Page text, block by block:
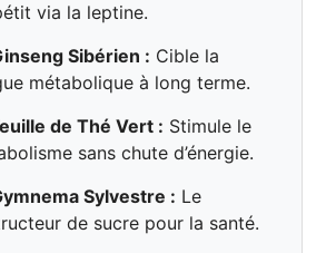
via la leptine.
Sibérien : Cible la
métabolique à long terme.
de Thé Vert : Stimule le
sans chute d’énergie.
Sylvestre : Le
de sucre pour la santé.